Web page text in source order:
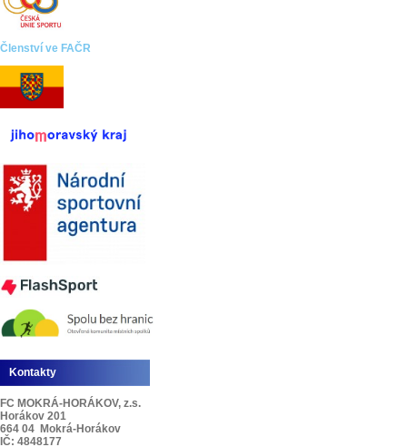
Členství ve FAČR
Kontakty
FC MOKRÁ-HORÁKOV, z.s.
Horákov 201
664 04 Mokrá-Horákov
IČ: 4848177